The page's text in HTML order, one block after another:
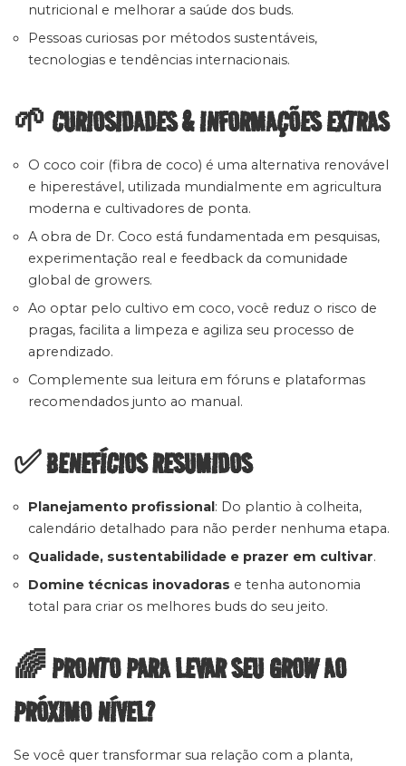
nutricional e melhorar a saúde dos buds.
Pessoas curiosas por métodos sustentáveis,
tecnologias e tendências internacionais.
🌱 CURIOSIDADES & INFORMAÇÕES EXTRAS
O coco coir (fibra de coco) é uma alternativa renovável
e hiperestável, utilizada mundialmente em agricultura
moderna e cultivadores de ponta.
A obra de Dr. Coco está fundamentada em pesquisas,
experimentação real e feedback da comunidade
global de growers.
Ao optar pelo cultivo em coco, você reduz o risco de
pragas, facilita a limpeza e agiliza seu processo de
aprendizado.
Complemente sua leitura em fóruns e plataformas
recomendados junto ao manual.
✅ BENEFÍCIOS RESUMIDOS
Planejamento profissional: Do plantio à colheita,
calendário detalhado para não perder nenhuma etapa.
Qualidade, sustentabilidade e prazer em cultivar.
Domine técnicas inovadoras e tenha autonomia
total para criar os melhores buds do seu jeito.
🌈 PRONTO PARA LEVAR SEU GROW AO
PRÓXIMO NÍVEL?
Se você quer transformar sua relação com a planta,